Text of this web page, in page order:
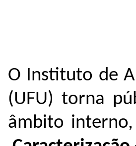
O Instituto de
(UFU) torna
âmbito interno,